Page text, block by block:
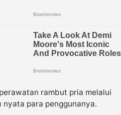
rambut pria melalui
nyata para penggunanya.